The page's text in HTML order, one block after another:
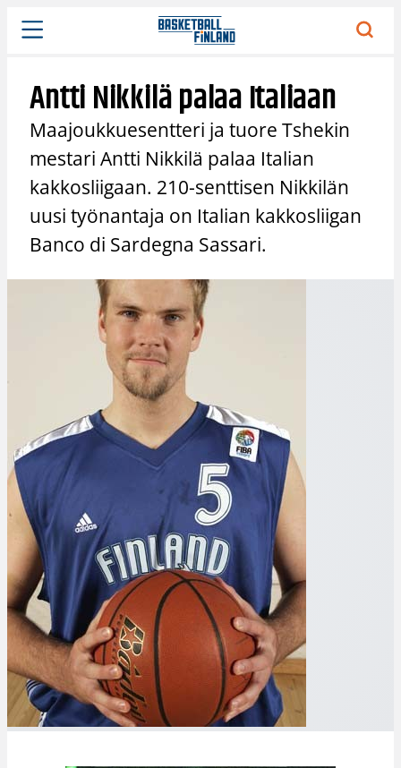
Siirry
sisältöön
Antti Nikkilä palaa Italiaan
Maajoukkuesentteri ja tuore Tshekin
mestari Antti Nikkilä palaa Italian
kakkosliigaan. 210-senttisen Nikkilän
uusi työnantaja on Italian kakkosliigan
Banco di Sardegna Sassari.